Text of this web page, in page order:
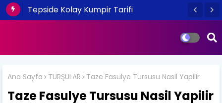
Tepside Kolay Kumpir Tarifi
Ana Sayfa TURŞULAR Taze Fasulye Tursusu Nasil Yapilir
Taze Fasulye Tursusu Nasil Yapilir